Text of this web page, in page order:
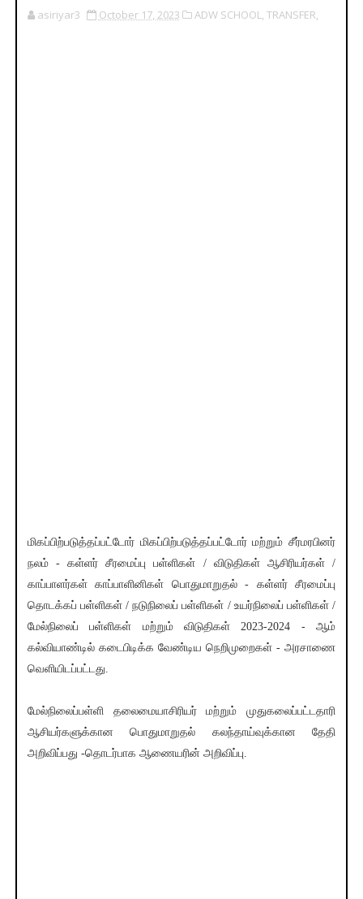
asiriyar3 October 17, 2023 ADW SCHOOL, TRANSFER,
மிகப்பிற்படுத்தப்பட்டோர் மிகப்பிற்படுத்தப்பட்டோர் மற்றும் சீர்மரபினர்
நலம் - கள்ளர் சீரமைப்பு பள்ளிகள் / விடுதிகள் ஆசிரியர்கள் /
காப்பாளர்கள் காப்பாளினிகள் பொதுமாறுதல் - கள்ளர் சீரமைப்பு
தொடக்கப் பள்ளிகள் / நடுநிலைப் பள்ளிகள் / உயர்நிலைப் பள்ளிகள் /
மேல்நிலைப் பள்ளிகள் மற்றும் விடுதிகள் 2023-2024 - ஆம்
கல்வியாண்டில் கடைபிடிக்க வேண்டிய நெறிமுறைகள் - அரசாணை
வெளியிடப்பட்டது.
மேல்நிலைப்பள்ளி தலைமையாசிரியர் மற்றும் முதுகலைப்பட்டதாரி
ஆசியர்களுக்கான பொதுமாறுதல் கலந்தாய்வுக்கான தேதி
அறிவிப்பது -தொடர்பாக ஆணையரின் அறிவிப்பு.